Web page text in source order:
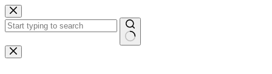
Zum
Inhalt
springen
Keine
Ergebnisse